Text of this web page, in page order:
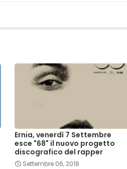
Ernia, venerdì 7 Settembre
esce "68" il nuovo progetto
discografico del rapper
Settembre 06, 2018